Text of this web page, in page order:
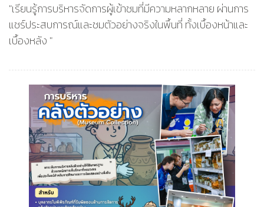
"เรียนรู้การบริหารจัดการผู้เข้าชมที่มีความหลากหลาย ผ่านการ
แชร์ประสบการณ์และชมตัวอย่างจริงในพื้นที่ ทั้งเบื้องหน้าและ
เบื้องหลัง "